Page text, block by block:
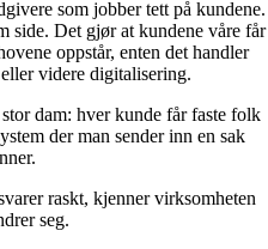
som jobber tett på kundene.
side. Det gjør at kundene våre får
oppstår, enten det handler
videre digitalisering.
dam: hver kunde får faste folk
der man sender inn en sak
raskt, kjenner virksomheten
seg.